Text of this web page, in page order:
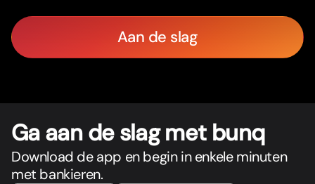
Aan de slag
Ga aan de slag met bunq
Download de app en begin in enkele minuten
met bankieren.